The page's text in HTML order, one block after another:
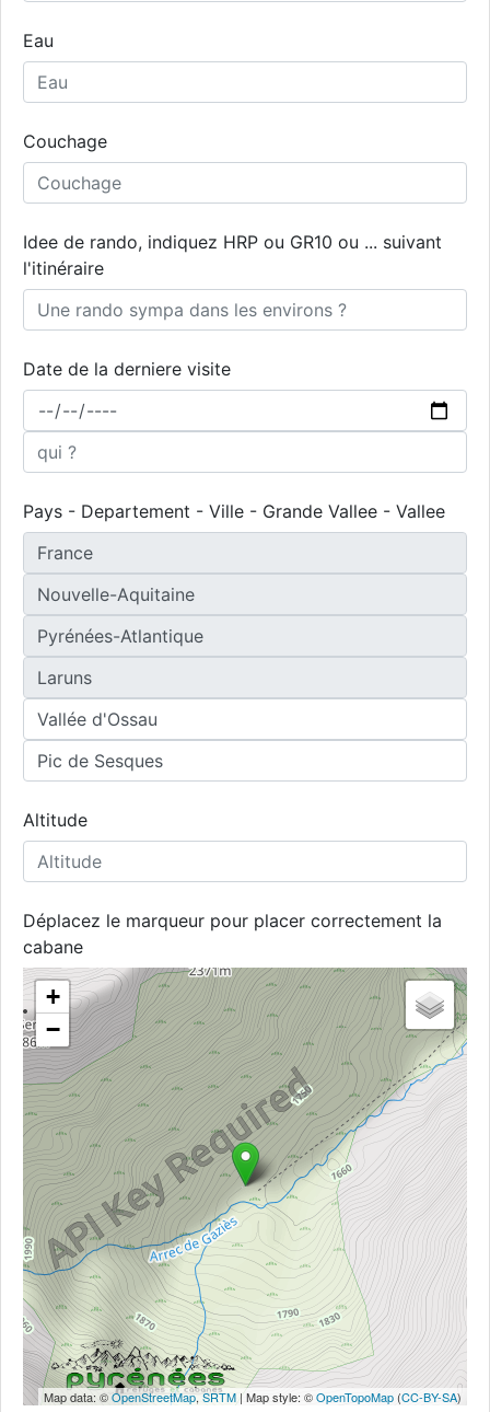
Eau
Couchage
Idee de rando, indiquez HRP ou GR10 ou ... suivant
l'itinéraire
Date de la derniere visite
Pays - Departement - Ville - Grande Vallee - Vallee
Altitude
Déplacez le marqueur pour placer correctement la
cabane
+
−
Map data: ©OpenStreetMap,SRTM| Map style: ©OpenTopoMap(CC-BY-SA)